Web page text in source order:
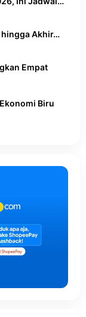
hingga Akhir…
Empat
Biru